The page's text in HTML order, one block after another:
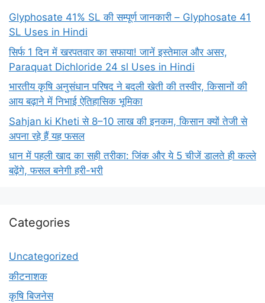
Glyphosate 41% SL की सम्पूर्ण जानकारी – Glyphosate 41
SL Uses in Hindi
सिर्फ 1 दिन में खरपतवार का सफाया! जानें इस्तेमाल और असर,
Paraquat Dichloride 24 sl Uses in Hindi
भारतीय कृषि अनुसंधान परिषद ने बदली खेती की तस्वीर, किसानों की
आय बढ़ाने में निभाई ऐतिहासिक भूमिका
Sahjan ki Kheti से 8–10 लाख की इनकम, किसान क्यों तेजी से
अपना रहे हैं यह फसल
धान में पहली खाद का सही तरीका: जिंक और ये 5 चीजें डालते ही कल्ले
बढ़ेंगे, फसल बनेगी हरी-भरी
Categories
Uncategorized
कीटनाशक
कृषि बिजनेस